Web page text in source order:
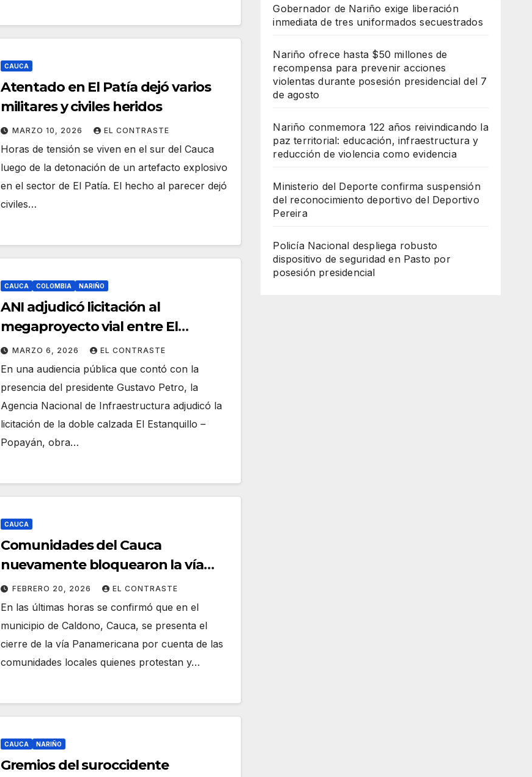
CAUCA
Atentado en El Patía dejó varios
militares y civiles heridos
MARZO 10, 2026 EL CONTRASTE
Horas de tensión se viven en el sur del Cauca
luego de la detonación de un artefacto explosivo
en el sector de El Patía. El hecho al parecer dejó
civiles…
CAUCA COLOMBIA NARIÑO
ANI adjudicó licitación al
megaproyecto vial entre El
Estanquillo y Popayán
MARZO 6, 2026 EL CONTRASTE
En una audiencia pública que contó con la
presencia del presidente Gustavo Petro, la
Agencia Nacional de Infraestructura adjudicó la
licitación de la doble calzada El Estanquillo –
Popayán, obra…
CAUCA
Comunidades del Cauca
nuevamente bloquearon la vía
Panamericana
FEBRERO 20, 2026 EL CONTRASTE
En las últimas horas se confirmó que en el
municipio de Caldono, Cauca, se presenta el
cierre de la vía Panamericana por cuenta de las
comunidades locales quienes protestan y…
CAUCA NARIÑO
Gremios del suroccidente
Gobernador de Nariño exige liberación
inmediata de tres uniformados secuestrados
Nariño ofrece hasta $50 millones de
recompensa para prevenir acciones
violentas durante posesión presidencial del 7
de agosto
Nariño conmemora 122 años reivindicando la
paz territorial: educación, infraestructura y
reducción de violencia como evidencia
Ministerio del Deporte confirma suspensión
del reconocimiento deportivo del Deportivo
Pereira
Policía Nacional despliega robusto
dispositivo de seguridad en Pasto por
posesión presidencial